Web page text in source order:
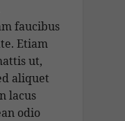
faucibus
Etiam
ut,
aliquet
lacus
odio